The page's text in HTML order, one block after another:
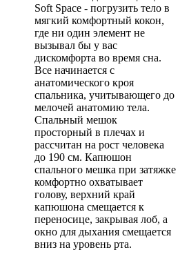
Soft Space - погрузить тело в
мягкий комфортный кокон,
где ни один элемент не
вызывал бы у вас
дискомфорта во время сна.
Все начинается с
анатомического кроя
спальника, учитывающего до
мелочей анатомию тела.
Спальный мешок
просторный в плечах и
рассчитан на рост человека
до 190 см. Капюшон
спального мешка при затяжке
комфортно охватывает
голову, верхний край
капюшона смещается к
переносице, закрывая лоб, а
окно для дыхания смещается
вниз на уровень рта.